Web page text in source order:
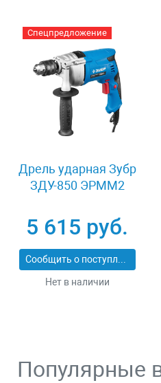
Спецпредложение
Дрель ударная Зубр
ЗДУ-850 ЭРММ2
5 615 руб.
Сообщить о поступлении
Нет в наличии
Популярные